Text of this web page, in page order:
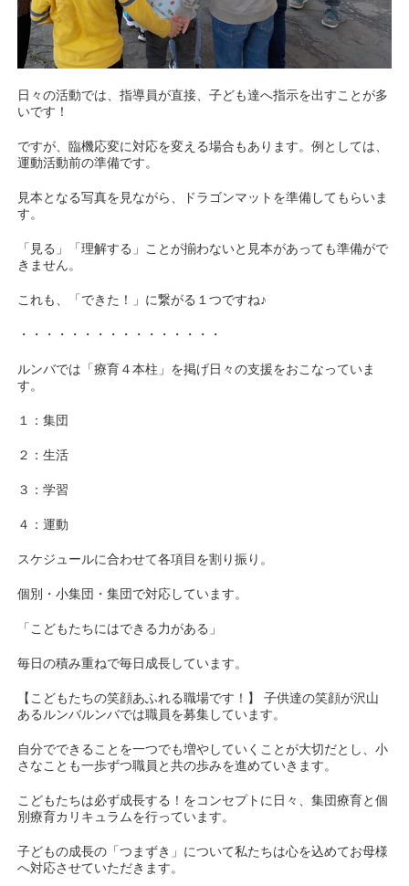
日々の活動では、指導員が直接、子ども達へ指示を出すことが多
いです！
ですが、臨機応変に対応を変える場合もあります。例としては、
運動活動前の準備です。
見本となる写真を見ながら、ドラゴンマットを準備してもらいま
す。
「見る」「理解する」ことが揃わないと見本があっても準備がで
きません。
これも、「できた！」に繋がる１つですね♪
・・・・・・・・・・・・・・・・
ルンバでは「療育４本柱」を掲げ日々の支援をおこなっていま
す。
１：集団
２：生活
３：学習
４：運動
スケジュールに合わせて各項目を割り振り。
個別・小集団・集団で対応しています。
「こどもたちにはできる力がある」
毎日の積み重ねで毎日成長しています。
【こどもたちの笑顔あふれる職場です！】 子供達の笑顔が沢山
あるルンバルンバでは職員を募集しています。
自分でできることを一つでも増やしていくことが大切だとし、小
さなことも一歩ずつ職員と共の歩みを進めていきます。
こどもたちは必ず成長する！をコンセプトに日々、集団療育と個
別療育カリキュラムを行っています。
子どもの成長の「つまずき」について私たちは心を込めてお母様
へ対応させていただきます。